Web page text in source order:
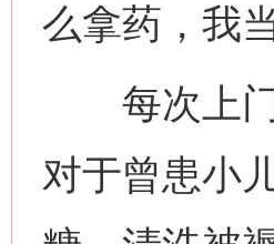
么拿药，我
每次上门
对于曾患小